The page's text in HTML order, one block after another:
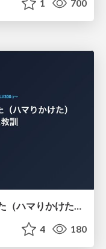
1 700
4 180